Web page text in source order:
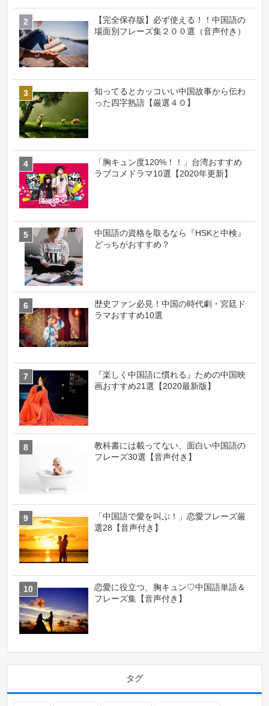
【完全保存版】必ず使える！！中国語の
場面別フレーズ集２００選（音声付き）
知ってるとカッコいい中国故事から伝わ
った四字熟語【厳選４０】
「胸キュン度120%！！」台湾おすすめ
ラブコメドラマ10選【2020年更新】
中国語の資格を取るなら『HSKと中検』
どっちがおすすめ？
歴史ファン必見！中国の時代劇・宮廷ド
ラマおすすめ10選
『楽しく中国語に慣れる』ための中国映
画おすすめ21選【2020最新版】
教科書には載ってない、面白い中国語の
フレーズ30選【音声付き】
「中国語で愛を叫ぶ！」恋愛フレーズ厳
選28【音声付き】
恋愛に役立つ、胸キュン♡中国語単語＆
フレーズ集【音声付き】
タグ